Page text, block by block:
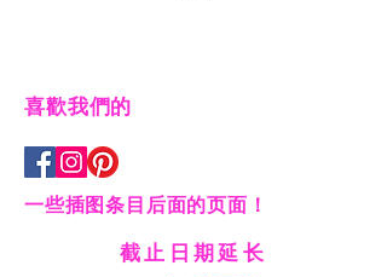
喜歡我們的
一些插图条目后面的页面！
截止日期延长